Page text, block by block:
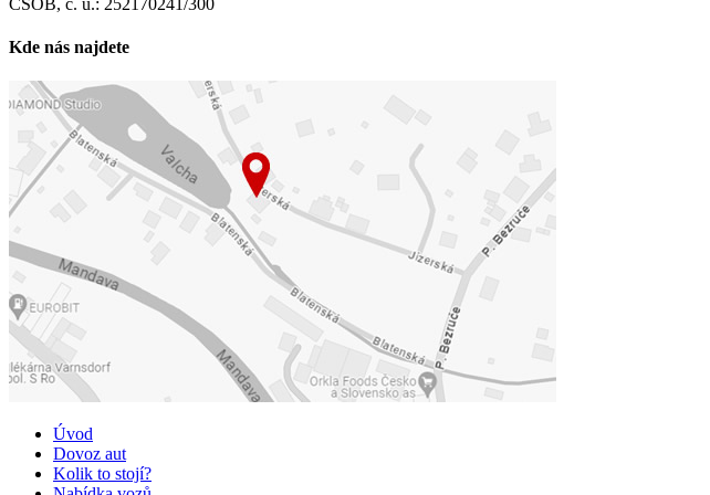
Kde nás najdete
Úvod
Dovoz aut
Kolik to stojí?